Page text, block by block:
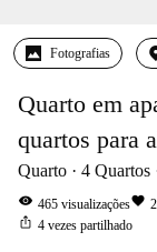
Fotografias
Quarto em
quartos para
Quarto 4 Quartos
visibility 465 visualizaçõesfavorite
ios_share 4 vezes partilhado